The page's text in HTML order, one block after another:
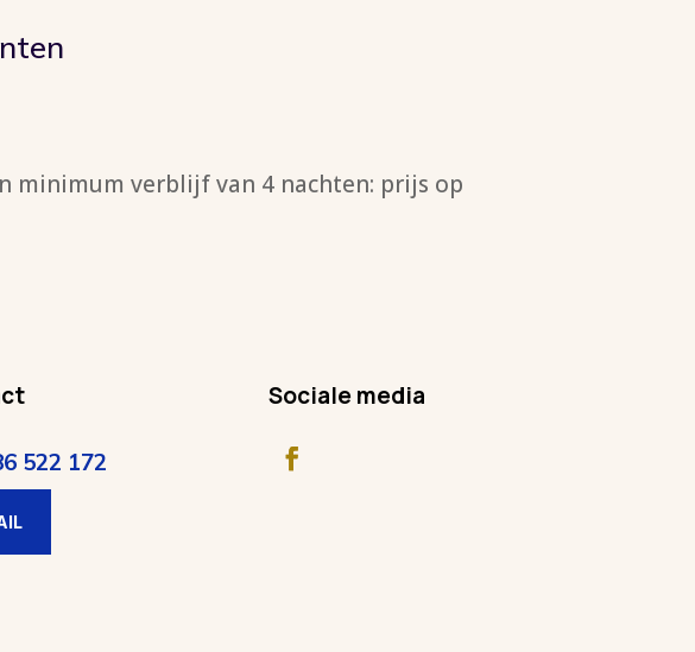
minimum verblijf van 4 nachten: prijs op
522 172
Sociale media